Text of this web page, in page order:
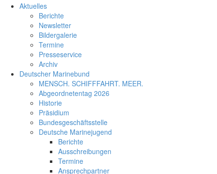
Aktuelles
Berichte
Newsletter
Bildergalerie
Termine
Presseservice
Archiv
Deutscher Marinebund
MENSCH. SCHIFFFAHRT. MEER.
Abgeordnetentag 2026
Historie
Präsidium
Bundesgeschäftsstelle
Deutsche Marinejugend
Berichte
Ausschreibungen
Termine
Ansprechpartner